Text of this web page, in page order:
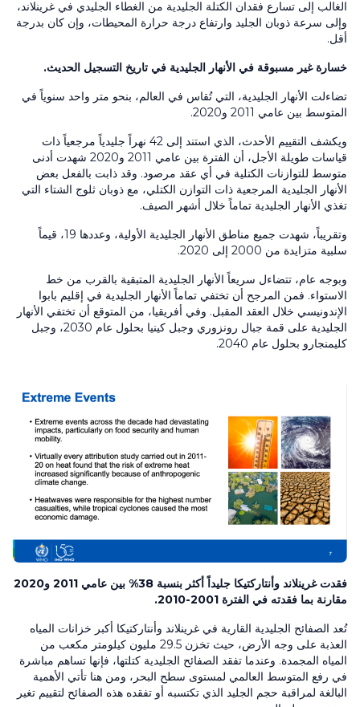
الغالب إلى تسارع فقدان الكتلة الجليدية من الغطاء الجليدي في غرينلاند،
وإلى سرعة ذوبان الجليد وارتفاع درجة حرارة المحيطات، وإن كان بدرجة
أقل.
خسارة غير مسبوقة في الأنهار الجليدية في تاريخ التسجيل الحديث.
تضاءلت الأنهار الجليدية، التي تُقاس في العالم، بنحو متر واحد سنوياً في
المتوسط بين عامي 2011 و2020.
ويكشف التقييم الأحدث، الذي استند إلى 42 نهراً جليدياً مرجعياً ذات
قياسات طويلة الأجل، أن الفترة بين عامي 2011 و2020 شهدت أدنى
متوسط للتوازنات الكتلية في أي عقد مرصود. وقد ذابت بالفعل بعض
الأنهار الجليدية المرجعية ذات التوازن الكتلي، مع ذوبان ثلوج الشتاء التي
تغذي الأنهار الجليدية تماماً خلال أشهر الصيف.
وتقريباً، شهدت جميع مناطق الأنهار الجليدية الأولية، وعددها 19، قيماً
سلبية متزايدة من 2000 إلى 2020.
وبوجه عام، تتضاءل سريعاً الأنهار الجليدية المتبقية بالقرب من خط
الاستواء. فمن المرجح أن تختفي تماماً الأنهار الجليدية في إقليم بابوا
الإندونيسي خلال العقد المقبل. وفي أفريقيا، من المتوقع أن تختفي الأنهار
الجليدية على قمة جبال رونزوري وجبل كينيا بحلول عام 2030، وجبل
كليمنجارو بحلول عام 2040.
فقدت غرينلاند وأنتاركتيكا جليداً أكثر بنسبة 38% بين عامي 2011 و2020
مقارنة بما فقدته في الفترة 2001-2010.
تُعد الصفائح الجليدية القارية في غرينلاند وأنتاركتيكا أكبر خزانات المياه
العذبة على وجه الأرض، حيث تخزن 29.5 مليون كيلومتر مكعب من
المياه المجمدة. وعندما تفقد الصفائح الجليدية كتلتها، فإنها تساهم مباشرة
في رفع المتوسط العالمي لمستوى سطح البحر، ومن هنا تأتي الأهمية
البالغة لمراقبة حجم الجليد الذي تكتسبه أو تفقده هذه الصفائح لتقييم تغير